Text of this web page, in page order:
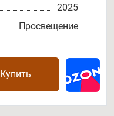
2025
Просвещение
Купить